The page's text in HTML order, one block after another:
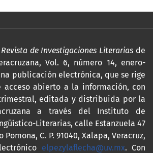
de Investigaciones Literarias de
Vol. 6, número 14, enero-
publicación electrónica, que se rige
abierto a la información, con
editada y distribuida por la
a través del Instituto de
Literarias, calle Estanzuela 47
C. P. 91040, Xalapa, Veracruz,
elpezylaflecha@uv.mx. Con